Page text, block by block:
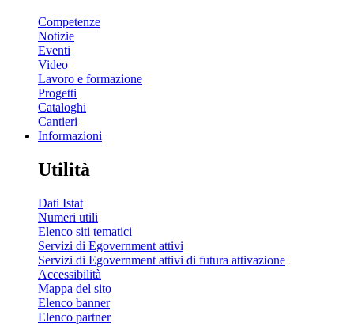
Competenze
Notizie
Eventi
Video
Lavoro e formazione
Progetti
Cataloghi
Cantieri
Informazioni
Utilità
Dati Istat
Numeri utili
Elenco siti tematici
Servizi di Egovernment attivi
Servizi di Egovernment attivi di futura attivazione
Accessibilità
Mappa del sito
Elenco banner
Elenco partner